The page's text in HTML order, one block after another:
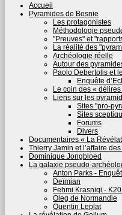
Accueil
Pyramides de Bosnie
Les protagonistes
Méthodologie
"Preuves" et
La réalité des
Archéologie réelle
Autour des
Paolo Debertolis et
Enquête
Le coin des « délires
Liens sur les
Sites "pro-
Sites
Forums
Divers
Documentaires « La
Thierry Jamin et l’affaire
Dominique Jongbloed
La galaxie pseudo-
Anton Parks -
Deïmian
Fehmi Krasniqi -
Oleg de Normandie
Quentin Leplat